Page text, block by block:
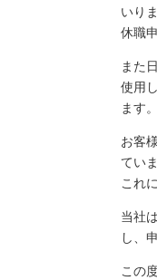
いり
休職
また
使用
ます。
お客
てい
これ
当社
し、
この